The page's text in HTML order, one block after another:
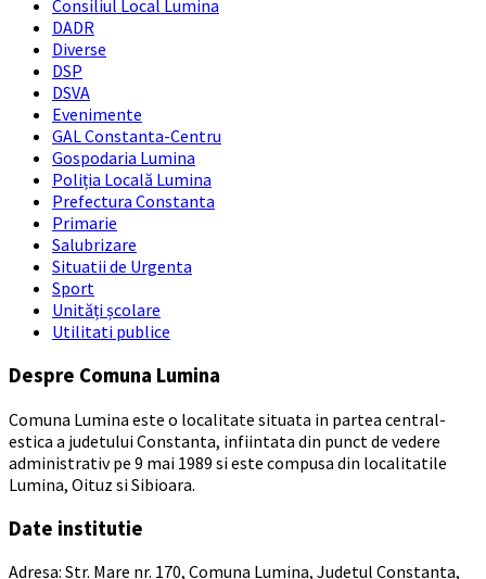
Consiliul Local Lumina
DADR
Diverse
DSP
DSVA
Evenimente
GAL Constanta-Centru
Gospodaria Lumina
Poliția Locală Lumina
Prefectura Constanta
Primarie
Salubrizare
Situatii de Urgenta
Sport
Unități școlare
Utilitati publice
Despre Comuna Lumina
Comuna Lumina este o localitate situata in partea central-
estica a judetului Constanta, infiintata din punct de vedere
administrativ pe 9 mai 1989 si este compusa din localitatile
Lumina, Oituz si Sibioara.
Date institutie
Adresa: Str. Mare nr. 170, Comuna Lumina, Judetul Constanta,